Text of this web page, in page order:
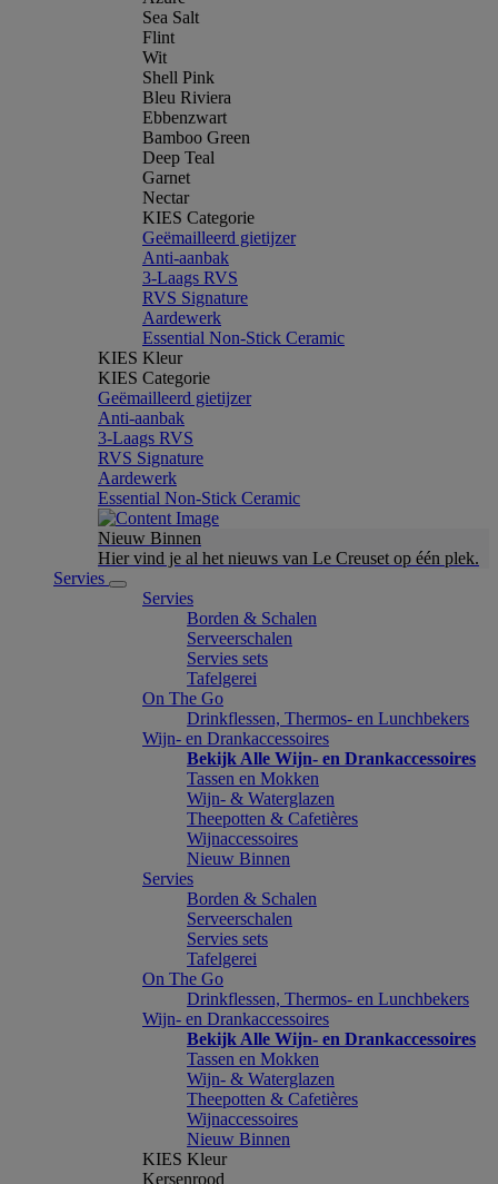
Sea Salt
Flint
Wit
Shell Pink
Bleu Riviera
Ebbenzwart
Bamboo Green
Deep Teal
Garnet
Nectar
KIES Categorie
Geëmailleerd gietijzer
Anti-aanbak
3-Laags RVS
RVS Signature
Aardewerk
Essential Non-Stick Ceramic
KIES Kleur
KIES Categorie
Geëmailleerd gietijzer
Anti-aanbak
3-Laags RVS
RVS Signature
Aardewerk
Essential Non-Stick Ceramic
Nieuw Binnen
Hier vind je al het nieuws van Le Creuset op één plek.
Servies
Servies
Borden & Schalen
Serveerschalen
Servies sets
Tafelgerei
On The Go
Drinkflessen, Thermos- en Lunchbekers
Wijn- en Drankaccessoires
Bekijk Alle Wijn- en Drankaccessoires
Tassen en Mokken
Wijn- & Waterglazen
Theepotten & Cafetières
Wijnaccessoires
Nieuw Binnen
Servies
Borden & Schalen
Serveerschalen
Servies sets
Tafelgerei
On The Go
Drinkflessen, Thermos- en Lunchbekers
Wijn- en Drankaccessoires
Bekijk Alle Wijn- en Drankaccessoires
Tassen en Mokken
Wijn- & Waterglazen
Theepotten & Cafetières
Wijnaccessoires
Nieuw Binnen
KIES Kleur
Kersenrood